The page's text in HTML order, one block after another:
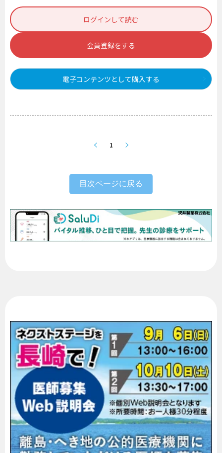
ログインして読む
会員登録をする
電子コンテンツとして購入する
1
目次ページに戻る